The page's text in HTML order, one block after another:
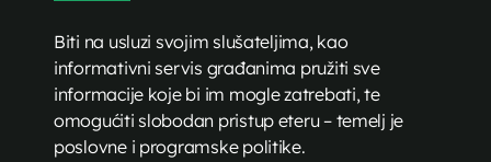
Biti na usluzi svojim slušateljima, kao
informativni servis građanima pružiti sve
informacije koje bi im mogle zatrebati, te
omogućiti slobodan pristup eteru – temelj je
poslovne i programske politike.